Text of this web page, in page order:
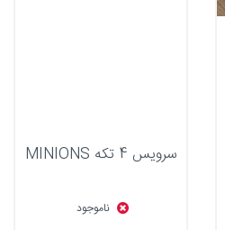
سرویس 4 تکه MINIONS
ناموجود